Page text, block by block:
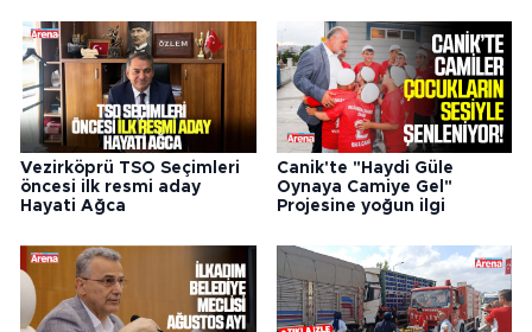
Vezirköprü TSO Seçimleri
öncesi ilk resmi aday
Hayati Ağca
Canik'te "Haydi Güle
Oynaya Camiye Gel"
Projesine yoğun ilgi